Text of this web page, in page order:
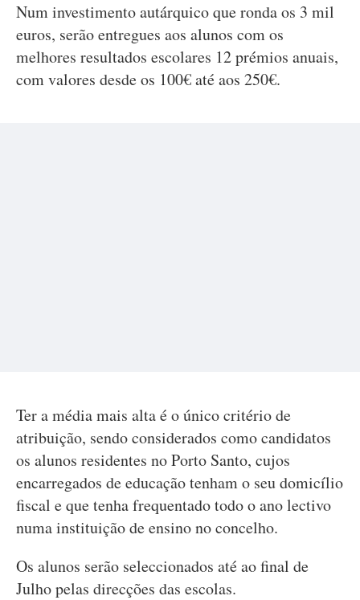
Num investimento autárquico que ronda os 3 mil
euros, serão entregues aos alunos com os
melhores resultados escolares 12 prémios anuais,
com valores desde os 100€ até aos 250€.
Ter a média mais alta é o único critério de
atribuição, sendo considerados como candidatos
os alunos residentes no Porto Santo, cujos
encarregados de educação tenham o seu domicílio
fiscal e que tenha frequentado todo o ano lectivo
numa instituição de ensino no concelho.
Os alunos serão seleccionados até ao final de
Julho pelas direcções das escolas.